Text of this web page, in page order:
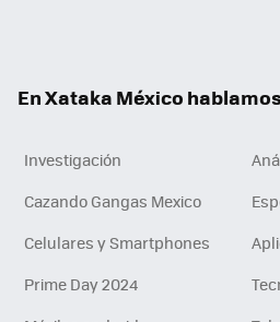
En Xataka México
Investigación
Cazando Gangas Mexico
Celulares y Smartphones
Prime Day 2024